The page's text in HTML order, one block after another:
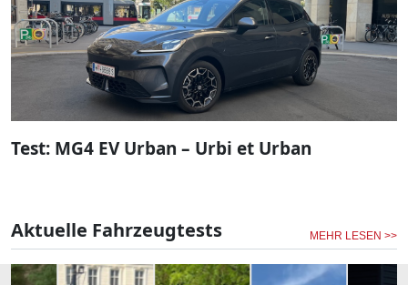
Test: MG4 EV Urban – Urbi et Urban
Aktuelle Fahrzeugtests MEHR LESEN >>